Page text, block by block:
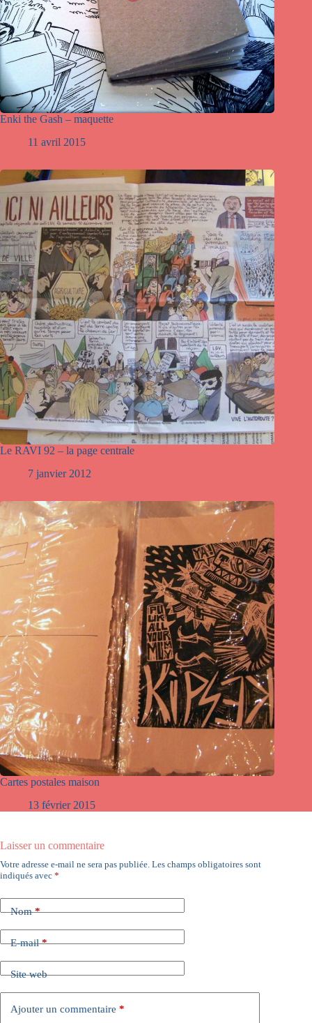
Enki the Gash – maquette
11 avril 2015
Le RAVI 92 – la page centrale
7 janvier 2012
Cartes postales maison
13 février 2015
Laisser un commentaire
Votre adresse e-mail ne sera pas publiée. Les champs obligatoires sont
indiqués avec *
Nom*
E-mail*
Site web
Ajouter un commentaire *